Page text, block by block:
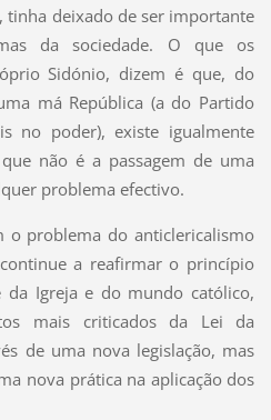
tinha deixado de ser importante
da sociedade. O que os
Sidónio, dizem é que, do
má República (a do Partido
no poder), existe igualmente
não é a passagem de uma
problema efectivo.
o problema do anticlericalismo
a reafirmar o princípio
da Igreja e do mundo católico,
mais criticados da Lei da
de uma nova legislação, mas
nova prática na aplicação dos